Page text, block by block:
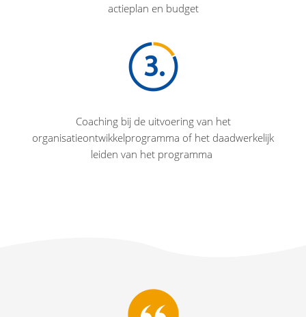
actieplan en budget
Coaching bij de uitvoering van het
organisatieontwikkelprogramma of het daadwerkelijk
leiden van het programma